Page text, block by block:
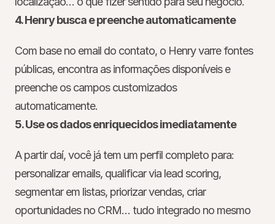
4. Henry busca e preenche automaticamente
Com base no email do contato, o Henry varre fontes
públicas, encontra as informações disponíveis e
preenche os campos customizados
automaticamente.
5. Use os dados enriquecidos imediatamente
A partir daí, você já tem um perfil completo para:
personalizar emails, qualificar via lead scoring,
segmentar em listas, priorizar vendas, criar
oportunidades no CRM… tudo integrado no mesmo